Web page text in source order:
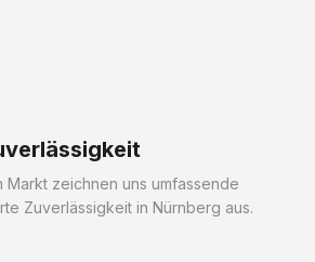
Markt zeichnen uns umfassende
Zuverlässigkeit in Nürnberg aus.